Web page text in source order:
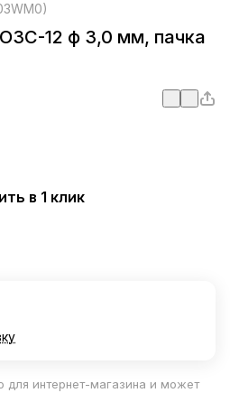
12 ф 3,0 мм, пачка
в 1 клик
для интернет-магазина и может